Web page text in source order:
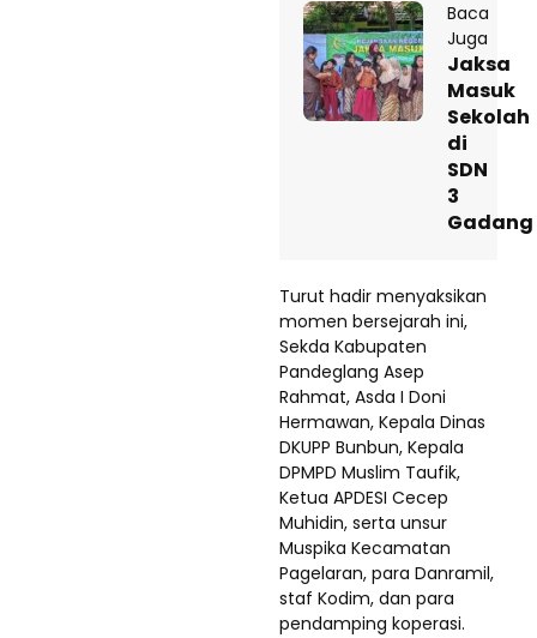
Baca
Juga
Jaksa
Masuk
Sekolah
di
SDN
3
Gadang
Turut hadir menyaksikan
momen bersejarah ini,
Sekda Kabupaten
Pandeglang Asep
Rahmat, Asda I Doni
Hermawan, Kepala Dinas
DKUPP Bunbun, Kepala
DPMPD Muslim Taufik,
Ketua APDESI Cecep
Muhidin, serta unsur
Muspika Kecamatan
Pagelaran, para Danramil,
staf Kodim, dan para
pendamping koperasi.